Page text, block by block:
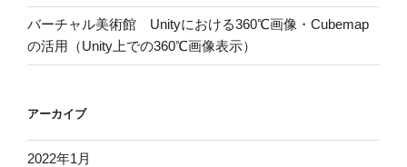
バーチャル美術館 Unityにおける360℃画像・Cubemap
の活用（Unity上での360℃画像表示）
アーカイブ
2022年1月